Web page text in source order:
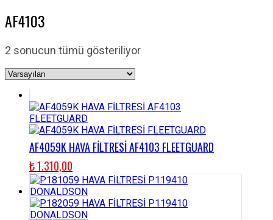
AF4103
2 sonucun tümü gösteriliyor
AF4059K HAVA FİLTRESİ AF4103 FLEETGUARD
₺1.310,00